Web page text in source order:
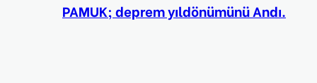
PAMUK; deprem yıldönümünü Andı.